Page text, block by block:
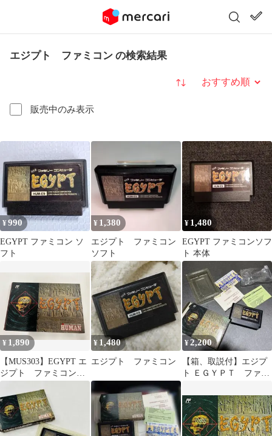
エジプト ファミコン の検索結果
販売中のみ表示
並び替え
¥990
EGYPT ファミコン ソ
フト
¥ 1,380
エジプト ファミコン
ソフト
¥ 1,480
EGYPT ファミコンソフ
ト 本体
¥ 1,890
【MUS303】EGYPT エ
ジプト ファミコンソ
ゲームソフト レトロ
ゲーム おもちゃ 玩
具
¥ 1,480
エジプト ファミコン
¥2,200
【箱、取説付】エジプ
ト ＥＧＹＰＴ ファミ
済‼️ 送料込‼️